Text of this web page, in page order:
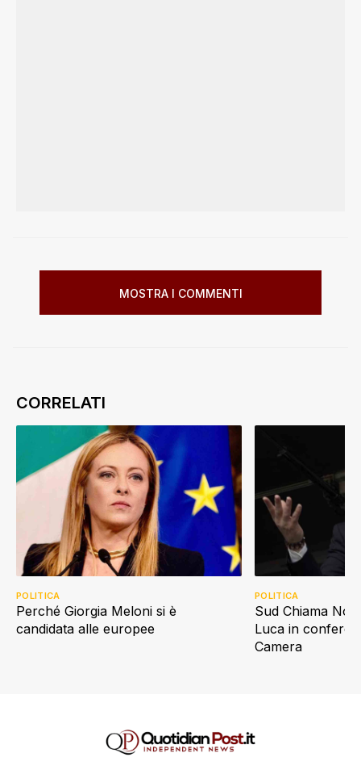
MOSTRA I COMMENTI
Perché Giorgia Meloni si è
candidata alle europee
POLITICA
Sud Chiama
Luca in
Camera
POLITICA